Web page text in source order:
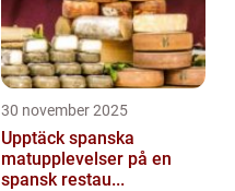
30 november 2025
Upptäck spanska
matupplevelser på en
spansk restau...